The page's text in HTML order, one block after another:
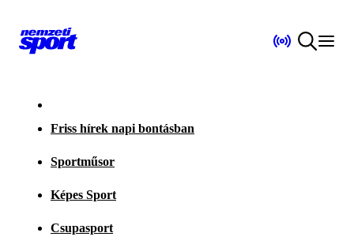
Friss hírek napi bontásban
Sportműsor
Képes Sport
Csupasport